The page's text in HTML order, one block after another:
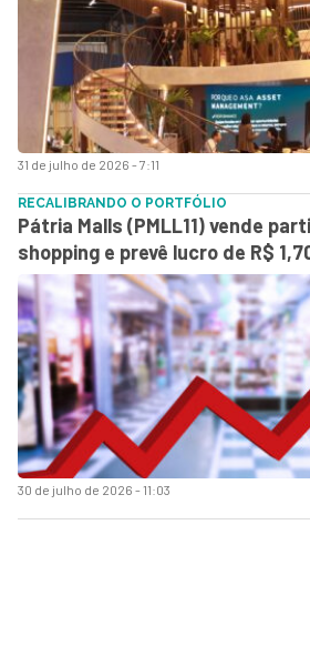
31 de julho de 2026 - 7:11
30 de julho de 2026 - 11:03
RECALIBRANDO O PORTFÓLIO
Pátria Malls (PMLL11) vende
shopping e prevê lucro de R$